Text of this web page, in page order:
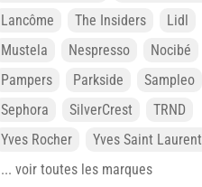
Lancôme
The Insiders
Lidl
Mustela
Nespresso
Nocibé
Pampers
Parkside
Sampleo
Sephora
SilverCrest
TRND
Yves Rocher
Yves Saint Laurent
... voir toutes les marques